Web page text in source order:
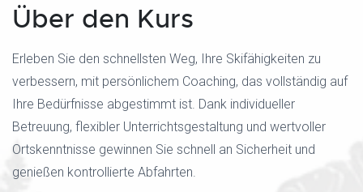
Über den Kurs
Erleben Sie den schnellsten Weg, Ihre Skifähigkeiten zu
verbessern, mit persönlichem Coaching, das vollständig auf
Ihre Bedürfnisse abgestimmt ist. Dank individueller
Betreuung, flexibler Unterrichtsgestaltung und wertvoller
Ortskenntnisse gewinnen Sie schnell an Sicherheit und
genießen kontrollierte Abfahrten.